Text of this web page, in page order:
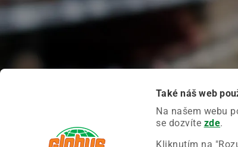
Také náš web
Na našem webu
se dozvíte zde.
Kliknutím na